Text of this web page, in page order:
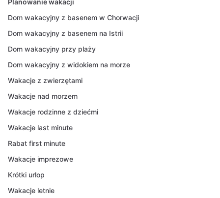
Planowanie wakacji
Dom wakacyjny z basenem w Chorwacji
Dom wakacyjny z basenem na Istrii
Dom wakacyjny przy plaży
Dom wakacyjny z widokiem na morze
Wakacje z zwierzętami
Wakacje nad morzem
Wakacje rodzinne z dziećmi
Wakacje last minute
Rabat first minute
Wakacje imprezowe
Krótki urlop
Wakacje letnie